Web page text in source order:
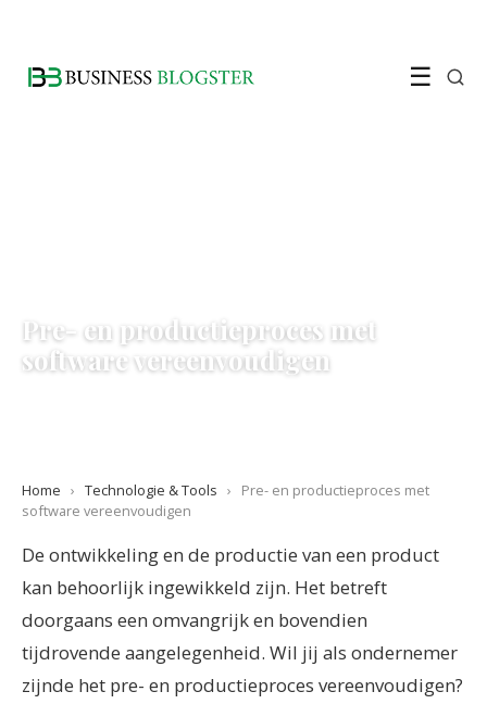
☰
Pre- en productieproces met
software vereenvoudigen
Home › Technologie & Tools ›
Pre- en productieproces met
software vereenvoudigen
De ontwikkeling en de productie van een product
kan behoorlijk ingewikkeld zijn. Het betreft
doorgaans een omvangrijk en bovendien
tijdrovende aangelegenheid. Wil jij als ondernemer
zijnde het pre- en productieproces vereenvoudigen?